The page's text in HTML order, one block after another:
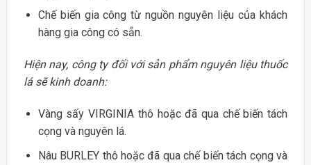
Chế biến gia công từ nguồn nguyên liệu của khách
hàng gia công có sẵn.
Hiện nay, công ty đối với sản phẩm nguyên liệu thuốc
lá sẽ kinh doanh:
Vàng sấy VIRGINIA thô hoặc đã qua chế biến tách
cọng và nguyên lá.
Nâu BURLEY thô hoặc đã qua chế biến tách cọng và